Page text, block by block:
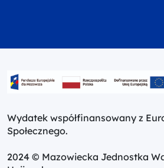
Wydatek współfinansowany z
Społecznego.
2024 © Mazowiecka Jednostka